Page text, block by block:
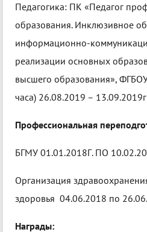
Педагогика: ПК «Педагог
образования. Инклюзивное
информационно-
реализации основных
высшего образования»,
часа) 26.08.2019 – 13.09.2019г
Профессиональная
БГМУ 01.01.2018Г. ПО
Организация
здоровья 04.06.2018 по
Награды: